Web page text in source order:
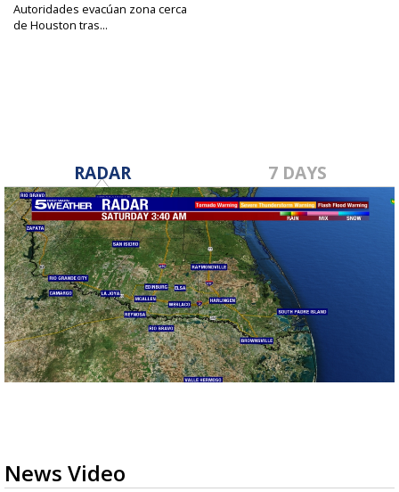
Autoridades evacúan zona cerca
de Houston tras...
RADAR 7 DAYS
News Video